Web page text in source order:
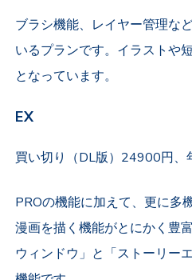
ブラシ機能、レイヤー管理な
いるプランです。イラストや
となっています。
EX
買い切り（DL版）24900円
PROの機能に加えて、更に多
漫画を描く機能がとにかく豊
ウィンドウ」と「ストーリー